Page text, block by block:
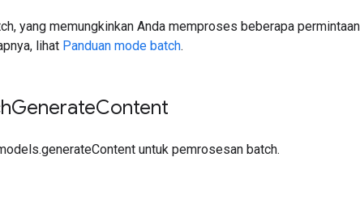
yang memungkinkan Anda memproses beberapa
lihat Panduan mode batch.
GenerateContent
untuk pemrosesan batch.